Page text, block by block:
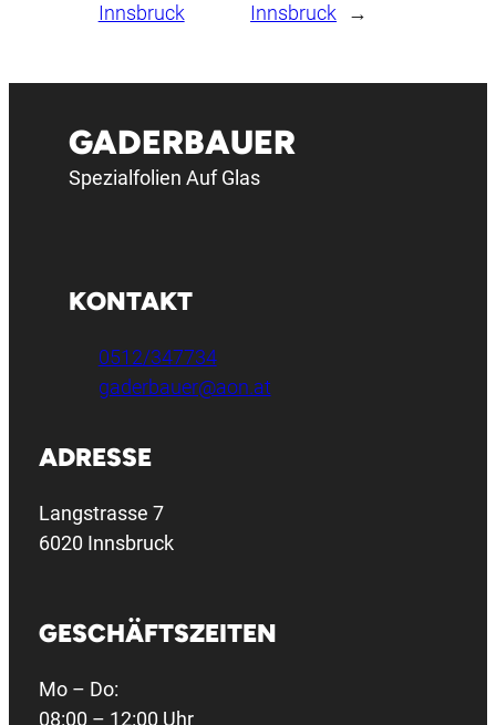
Innsbruck
Innsbruck
→
GADERBAUER
Spezialfolien Auf Glas
KONTAKT
0512/347734
gaderbauer@aon.at
ADRESSE
Langstrasse 7
6020 Innsbruck
GESCHÄFTSZEITEN
Mo – Do:
08:00 – 12:00 Uhr